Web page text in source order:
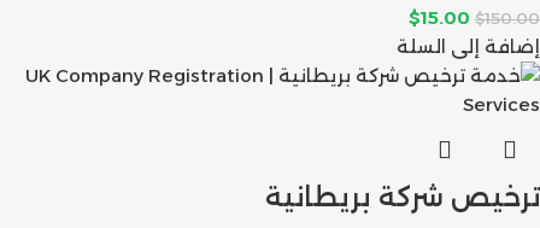
$150.00
$15.00
إضافة إلى السلة
ترخيص شركة بريطانية